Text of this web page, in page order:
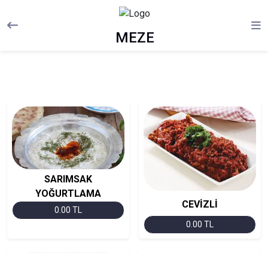
MEZE
SARIMSAK
YOĞURTLAMA
0.00 TL
CEVİZLİ
0.00 TL